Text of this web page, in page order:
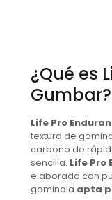
¿Qué es
Gumbar?
Life Pro
textura de
carbono de
sencilla. Life Pro
elaborada con
gominola apta